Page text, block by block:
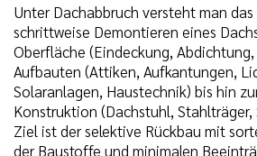
Unter Dachabbruch versteht man
schrittweise Demontieren eines
Oberfläche (Eindeckung,
Aufbauten (Attiken, Aufkantungen,
Solaranlagen, Haustechnik) bis hin
Konstruktion (Dachstuhl,
Ziel ist der selektive Rückbau mit
der Baustoffe und minimalen